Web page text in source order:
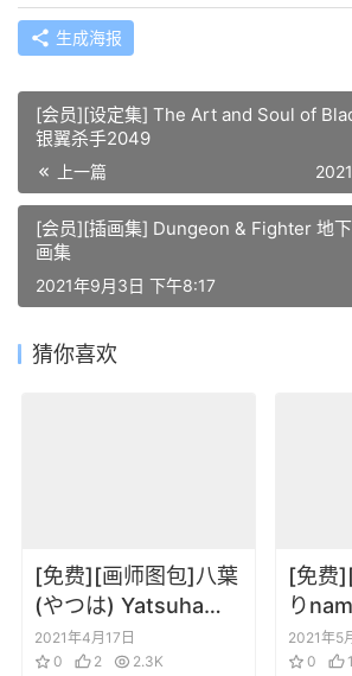
生成海报
[会员][设定集] The Art and Soul of
银翼杀手2049
上一篇
[会员][插画集] Dungeon & Fighter 地
画集
2021年9月3日 下午8:17
猜你喜欢
[免费][画师图包]八葉
(やつは) Yatsuha
Pixiv 图包 202103
2021年4月17日
0
2 2.3K
[免费
り
2021年5
0
1